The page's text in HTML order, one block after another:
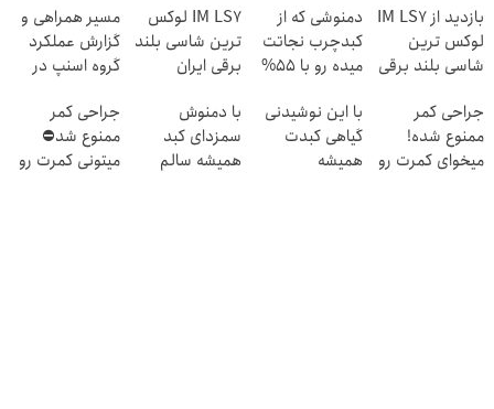
بازدید از IM LS7
لوکس ترین
شاسی بلند برقی
انقلاب
دمنوشی که از
کبدچرب نجاتت
میده رو با 55%
IM LS7 لوکس
ترین شاسی بلند
برقی ایران
مسیر همراهی و
گزارش عملکرد
گروه اسنپ در
جراحی کمر
ممنوع شده!
میخوای کمرت رو
با این نوشیدنی
گیاهی کبدت
همیشه
با دمنوش
سمزدای کبد
همیشه سالم
جراحی کمر
ممنوع شد⛔
میتونی کمرت رو